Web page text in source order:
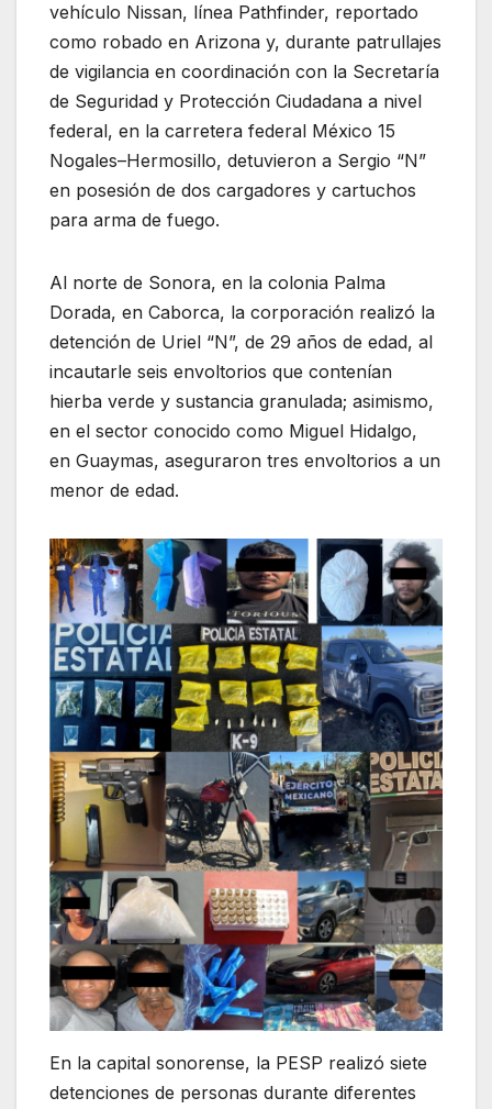
vehículo Nissan, línea Pathfinder, reportado
como robado en Arizona y, durante patrullajes
de vigilancia en coordinación con la Secretaría
de Seguridad y Protección Ciudadana a nivel
federal, en la carretera federal México 15
Nogales–Hermosillo, detuvieron a Sergio “N”
en posesión de dos cargadores y cartuchos
para arma de fuego.
Al norte de Sonora, en la colonia Palma
Dorada, en Caborca, la corporación realizó la
detención de Uriel “N”, de 29 años de edad, al
incautarle seis envoltorios que contenían
hierba verde y sustancia granulada; asimismo,
en el sector conocido como Miguel Hidalgo,
en Guaymas, aseguraron tres envoltorios a un
menor de edad.
En la capital sonorense, la PESP realizó siete
detenciones de personas durante diferentes